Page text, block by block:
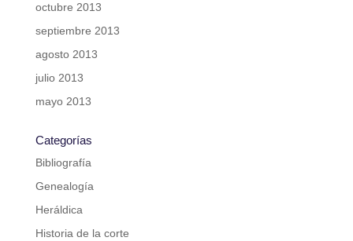
octubre 2013
septiembre 2013
agosto 2013
julio 2013
mayo 2013
Categorías
Bibliografía
Genealogía
Heráldica
Historia de la corte